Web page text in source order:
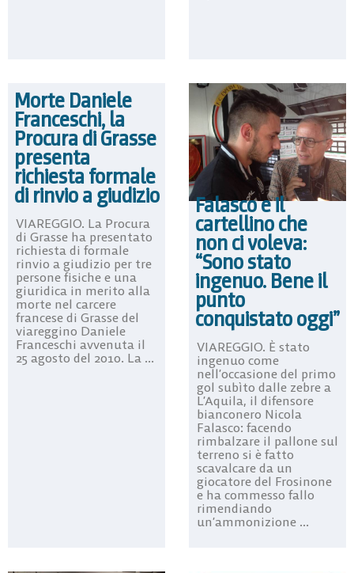
Morte Daniele
Franceschi, la
Procura di Grasse
presenta
richiesta formale
di rinvio a giudizio
VIAREGGIO. La Procura
di Grasse ha presentato
richiesta di formale
rinvio a giudizio per tre
persone fisiche e una
giuridica in merito alla
morte nel carcere
francese di Grasse del
viareggino Daniele
Franceschi avvenuta il
25 agosto del 2010. La ...
Falasco e il
cartellino che
non ci voleva:
“Sono stato
ingenuo. Bene il
punto
conquistato oggi”
VIAREGGIO. È stato
ingenuo come
nell’occasione del primo
gol subìto dalle zebre a
L’Aquila, il difensore
bianconero Nicola
Falasco: facendo
rimbalzare il pallone sul
terreno si è fatto
scavalcare da un
giocatore del Frosinone
e ha commesso fallo
rimendiando
un’ammonizione ...